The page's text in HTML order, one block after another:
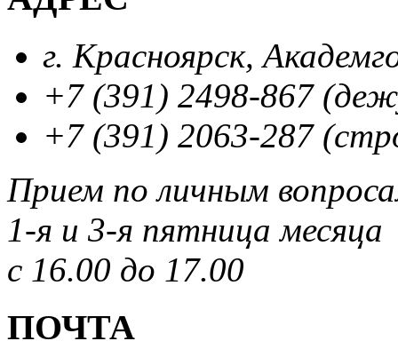
г. Красноярск,
+7 (391) 2498-867
+7 (391) 2063-287
Прием по личным
1-я и 3-я пятница месяца
с 16.00 до 17.00
ПОЧТА